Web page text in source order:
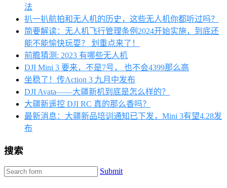
法
扒一扒航拍和无人机的历史，这些无人机你都听过吗？
简要解读：无人机飞行管理条例2024开始实施，到底还
能不能愉快玩耍？ 划重点来了！
前瞻猜测: 2023 有哪些无人机
DJI Mini 3 要来，不是7号， 也不会4399那么高
坐稳了！传Action 3 九月中发布
DJI Avata——大疆新机到底是怎么样的？
大疆新遥控 DJI RC 真的那么香吗？
最新消息：大疆新品培训通知已下发，Mini 3有望4.28发
布
搜索
Submit